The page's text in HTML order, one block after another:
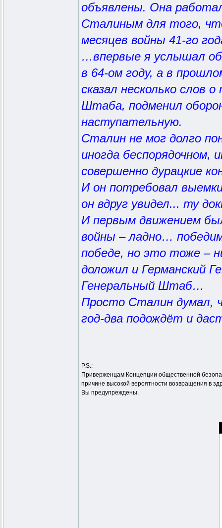
объявлены. Она
Сталиным для того,
месяцев войны 41-го
…впервые я услышал об
в 64-ом году, а в
сказал несколько слов
Штаба, подменил
наступательную.
Сталин не мог долго
иногда беспорядочном,
совершенно дурацкие
И он потребовал
он вдруг увидел... ту
И первым движением
войны – ладно…
победе, но это тоже –
доложил и Германский
Генеральный Штаб…
Просто Сталин думал,
год-два подождёт и
P.S.:
Приверженцам Концепции общественной
причине высокой вероятности возвращения в
Вы предупреждены.